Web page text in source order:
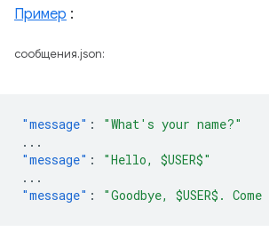
Пример :
сообщения.json:
"message" :
"What's your name?"
...
"message" :
"Hello, $USER$"
...
"message" : "Goodbye, $USER$.